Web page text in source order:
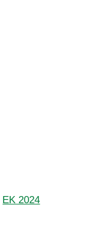
EK 2024